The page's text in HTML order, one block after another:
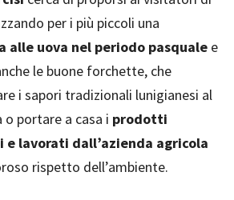
per i più piccoli una
alle uova nel periodo pasquale e
le buone forchette, che
i sapori tradizionali lunigianesi al
o portare a casa i prodotti
lavorati dall’azienda agricola
rispetto dell’ambiente.